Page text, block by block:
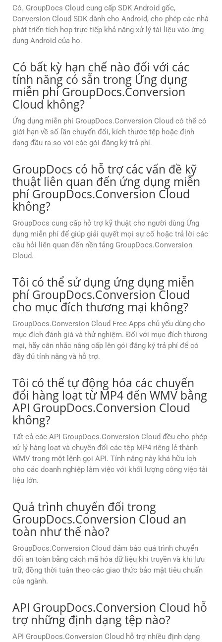
Có. GroupDocs Cloud cung cấp SDK Android gốc,
Conversion Cloud SDK dành cho Android, cho phép các nhà
phát triển tích hợp trực tiếp khả năng xử lý tài liệu vào ứng
dụng Android của họ.
Có bất kỳ hạn chế nào đối với các
tính năng có sẵn trong Ứng dụng
miễn phí GroupDocs.Conversion
Cloud không?
Ứng dụng miễn phí GroupDocs.Conversion Cloud có thể có
giới hạn về số lần chuyển đổi, kích thước tệp hoặc định
dạng đầu ra so với các gói đăng ký trả phí.
GroupDocs có hỗ trợ các vấn đề kỹ
thuật liên quan đến ứng dụng miễn
phí GroupDocs.Conversion Cloud
không?
GroupDocs cung cấp hỗ trợ kỹ thuật cho người dùng Ứng
dụng miễn phí để giúp giải quyết mọi sự cố hoặc trả lời các
câu hỏi liên quan đến nền tảng GroupDocs.Conversion
Cloud.
Tôi có thể sử dụng ứng dụng miễn
phí GroupDocs.Conversion Cloud
cho mục đích thương mại không?
GroupDocs.Conversion Cloud Free Apps chủ yếu dùng cho
mục đích đánh giá và thử nghiệm. Đối với mục đích thương
mại, hãy cân nhắc nâng cấp lên gói đăng ký trả phí để có
đầy đủ tính năng và hỗ trợ.
Tôi có thể tự động hóa các chuyển
đổi hàng loạt từ MP4 đến WMV bằng
API GroupDocs.Conversion Cloud
không?
Tất cả các API GroupDocs.Conversion Cloud đều cho phép
xử lý hàng loạt và chuyển đổi các tệp MP4 riêng lẻ thành
WMV trong một lệnh gọi API. Tính năng này khá hữu ích
cho các doanh nghiệp làm việc với khối lượng công việc tài
liệu lớn.
Quá trình chuyển đổi trong
GroupDocs.Conversion Cloud an
toàn như thế nào?
GroupDocs.Conversion Cloud đảm bảo quá trình chuyển
đổi an toàn bằng cách mã hóa dữ liệu khi truyền và khi lưu
trữ, đồng thời tuân theo các giao thức bảo mật tiêu chuẩn
của ngành.
API GroupDocs.Conversion Cloud hỗ
trợ những định dạng tệp nào?
API GroupDocs.Conversion Cloud hỗ trợ nhiều định dạng